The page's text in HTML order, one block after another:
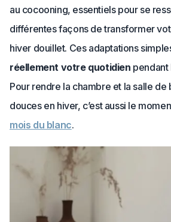
au cocooning, essentiels pour se
différentes façons de transformer
hiver douillet. Ces adaptations
réellement votre quotidien pendant
Pour rendre la chambre et la salle de
douces en hiver, c’est aussi le
mois du blanc.